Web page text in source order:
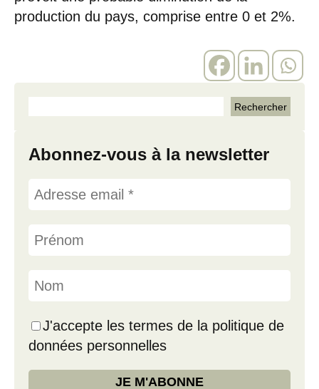
production du pays, comprise entre 0 et 2%.
Abonnez-vous à la newsletter
J'accepte les termes de la politique de
données personnelles